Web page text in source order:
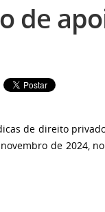
de
de direito
de 2024,